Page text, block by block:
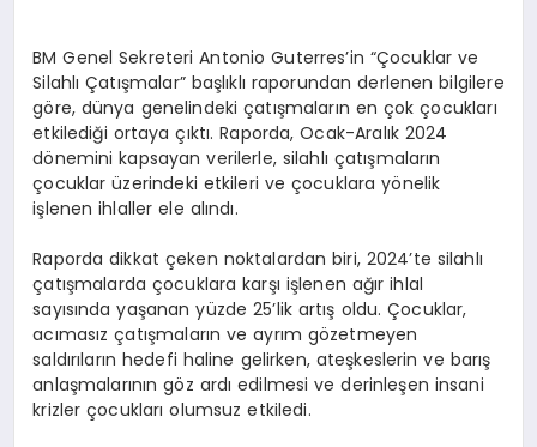
BM Genel Sekreteri Antonio Guterres’in “Çocuklar ve
Silahlı Çatışmalar” başlıklı raporundan derlenen bilgilere
göre, dünya genelindeki çatışmaların en çok çocukları
etkilediği ortaya çıktı. Raporda, Ocak-Aralık 2024
dönemini kapsayan verilerle, silahlı çatışmaların
çocuklar üzerindeki etkileri ve çocuklara yönelik
işlenen ihlaller ele alındı.
Raporda dikkat çeken noktalardan biri, 2024’te silahlı
çatışmalarda çocuklara karşı işlenen ağır ihlal
sayısında yaşanan yüzde 25’lik artış oldu. Çocuklar,
acımasız çatışmaların ve ayrım gözetmeyen
saldırıların hedefi haline gelirken, ateşkeslerin ve barış
anlaşmalarının göz ardı edilmesi ve derinleşen insani
krizler çocukları olumsuz etkiledi.